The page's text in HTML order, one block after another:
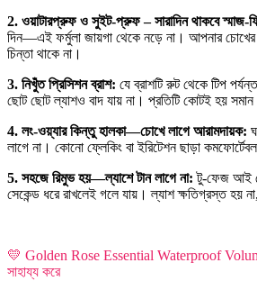
2. ওয়াটারপ্রুফ ও সুইট-প্রুফ – সারাদিন থাকবে স্মাজ-
দিন—এই ফর্মুলা জায়গা থেকে নড়ে না। আপনার চোখের
চিন্তা থাকে না।
3. নিখুঁত প্রিসিশন ব্রাশ: যে ব্রাশটি রুট থেকে টিপ
ছোট ছোট ল্যাশও বাদ যায় না। প্রতিটি কোটই হয় সমান
4. লং-ওয়্যার কিন্তু হালকা—চোখে লাগে আরামদায়ক:
লাগে না। কোনো ফ্লেকিং বা ইরিটেশন ছাড়া
5. সহজে রিমুভ হয়—ল্যাশে টান লাগে না:টু-ফেজ আই
সেকেন্ড ধরে রাখলেই গলে যায়। ল্যাশ ক্ষতিগ্রস্ত হয় না,
💛 Golden Rose Essential Waterproof
সাহায্য করে